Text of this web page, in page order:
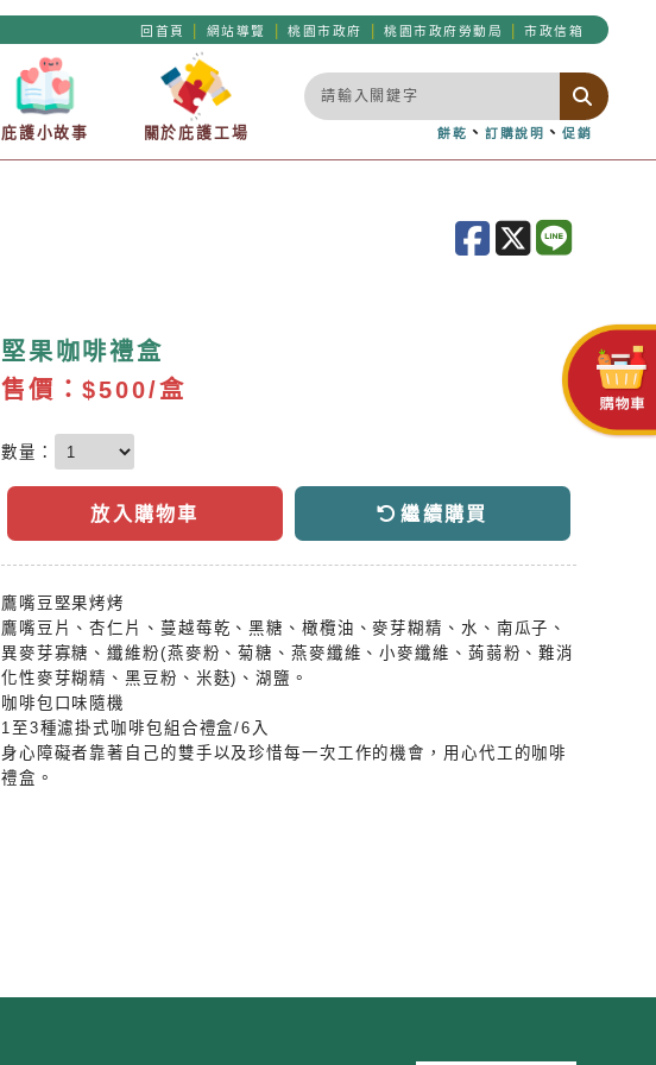
回首頁 網站導覽 桃園市政府 桃園市政府勞動局 市政信箱
庇護小故事 關於庇護工場 餅乾 、訂購說明 、促銷
堅果咖啡禮盒
售價：$500/盒
數量：
放入購物車 繼續購買
鷹嘴豆堅果烤烤
鷹嘴豆片、杏仁片、蔓越莓乾、黑糖、橄欖油、麥芽糊精、水、南瓜子、
異麥芽寡糖、纖維粉(燕麥粉、菊糖、燕麥纖維、小麥纖維、蒟蒻粉、難消
化性麥芽糊精、黑豆粉、米麩)、湖鹽。
咖啡包口味隨機
1至3種濾掛式咖啡包組合禮盒/6入
身心障礙者靠著自己的雙手以及珍惜每一次工作的機會，用心代工的咖啡
禮盒。